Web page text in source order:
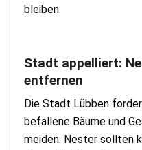
bleiben.
Stadt appelliert:
entfernen
Die Stadt Lübben
befallene Bäume und
meiden. Nester sollten